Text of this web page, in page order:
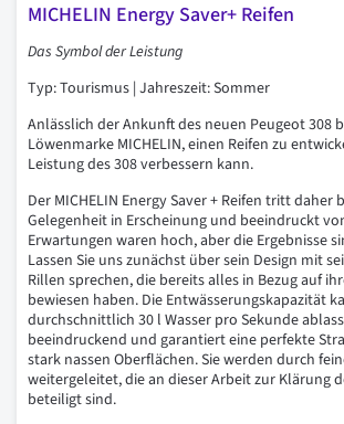
MICHELIN Energy Saver+ Reifen
Das Symbol der Leistung
Typ: Tourismus | Jahreszeit: Sommer
Anlässlich der Ankunft des neuen Peugeot 308
Löwenmarke MICHELIN, einen Reifen zu
Leistung des 308 verbessern kann.
Der MICHELIN Energy Saver + Reifen tritt daher
Gelegenheit in Erscheinung und beeindruckt
Erwartungen waren hoch, aber die Ergebnisse
Lassen Sie uns zunächst über sein Design mit
Rillen sprechen, die bereits alles in Bezug auf
bewiesen haben. Die Entwässerungskapazität
durchschnittlich 30 l Wasser pro Sekunde
beeindruckend und garantiert eine perfekte
stark nassen Oberflächen. Sie werden durch
weitergeleitet, die an dieser Arbeit zur Klärung
beteiligt sind.